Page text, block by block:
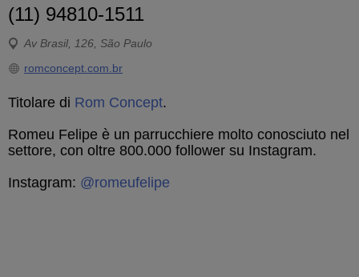
(11) 94810-1511
Av Brasil, 126, São Paulo
romconcept.com.br
Titolare di Rom Concept.
Romeu Felipe è un parrucchiere molto conosciuto nel
settore, con oltre 800.000 follower su Instagram.
Instagram: @romeufelipe